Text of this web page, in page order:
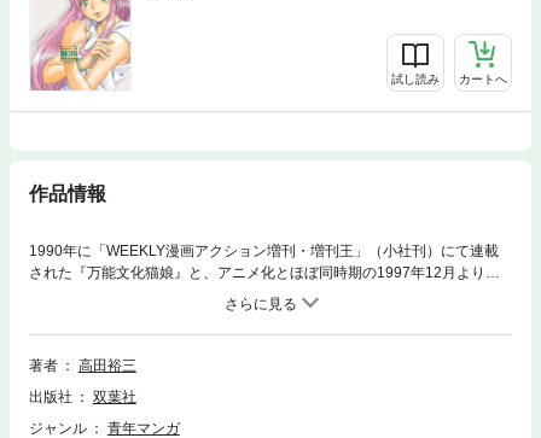
試し読み カートへ
作品情報
1990年に「WEEKLY漫画アクション増刊・増刊王」（小社刊）にて連載
された『万能文化猫娘』と、アニメ化とほぼ同時期の1997年12月より
「月刊・少年エース」（角川書店刊）にて連載開始された『新・万能文化
猫娘』が、このたび１冊にまとまって刊行されます！！ それぞれ異なる設
定の“ヌクヌク”誕生をお楽しみいただける、貴重な１冊です！！
著者
高田裕三
出版社
双葉社
ジャンル
青年マンガ